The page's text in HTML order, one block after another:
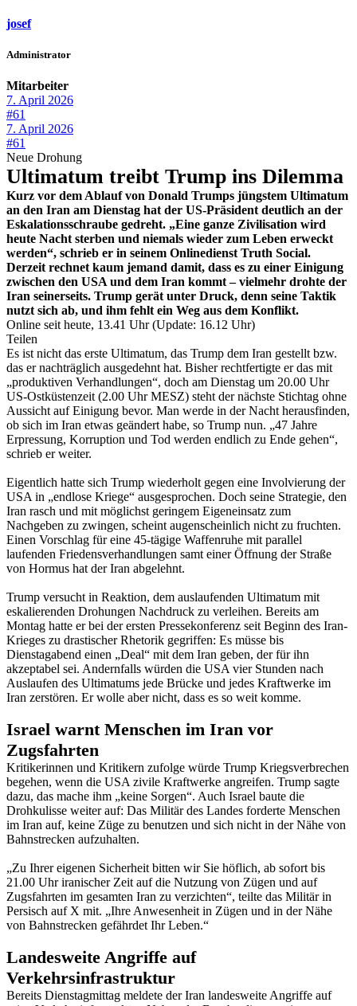
josef
Administrator
Mitarbeiter
7. April 2026
#61
7. April 2026
#61
Neue Drohung
Ultimatum treibt Trump ins Dilemma
Kurz vor dem Ablauf von Donald Trumps jüngstem Ultimatum
an den Iran am Dienstag hat der US-Präsident deutlich an der
Eskalationsschraube gedreht. „Eine ganze Zivilisation wird
heute Nacht sterben und niemals wieder zum Leben erweckt
werden“, schrieb er in seinem Onlinedienst Truth Social.
Derzeit rechnet kaum jemand damit, dass es zu einer Einigung
zwischen den USA und dem Iran kommt – vielmehr drohte der
Iran seinerseits. Trump gerät unter Druck, denn seine Taktik
nutzt sich ab, und ihm fehlt ein Weg aus dem Konflikt.
Online seit heute, 13.41 Uhr (Update: 16.12 Uhr)
Teilen
Es ist nicht das erste Ultimatum, das Trump dem Iran gestellt bzw.
das er nachträglich ausgedehnt hat. Bisher rechtfertigte er das mit
„produktiven Verhandlungen“, doch am Dienstag um 20.00 Uhr
US-Ostküstenzeit (2.00 Uhr MESZ) steht der nächste Stichtag ohne
Aussicht auf Einigung bevor. Man werde in der Nacht herausfinden,
ob sich im Iran etwas geändert habe, so Trump nun. „47 Jahre
Erpressung, Korruption und Tod werden endlich zu Ende gehen“,
schrieb er weiter.
Eigentlich hatte sich Trump wiederholt gegen eine Involvierung der
USA in „endlose Kriege“ ausgesprochen. Doch seine Strategie, den
Iran rasch und mit möglichst geringem Eigeneinsatz zum
Nachgeben zu zwingen, scheint augenscheinlich nicht zu fruchten.
Einen Vorschlag für eine 45-tägige Waffenruhe mit parallel
laufenden Friedensverhandlungen samt einer Öffnung der Straße
von Hormus hat der Iran abgelehnt.
Trump versucht in Reaktion, dem auslaufenden Ultimatum mit
eskalierenden Drohungen Nachdruck zu verleihen. Bereits am
Montag hatte er bei der ersten Pressekonferenz seit Beginn des Iran-
Krieges zu drastischer Rhetorik gegriffen: Es müsse bis
Dienstagabend einen „Deal“ mit dem Iran geben, der für ihn
akzeptabel sei. Andernfalls würden die USA vier Stunden nach
Auslaufen des Ultimatums jede Brücke und jedes Kraftwerke im
Iran zerstören. Er wolle aber nicht, dass es so weit komme.
Israel warnt Menschen im Iran vor
Zugsfahrten
Kritikerinnen und Kritikern zufolge würde Trump Kriegsverbrechen
begehen, wenn die USA zivile Kraftwerke angreifen. Trump sagte
dazu, das mache ihm „keine Sorgen“. Auch Israel baute die
Drohkulisse weiter auf: Das Militär des Landes forderte Menschen
im Iran auf, keine Züge zu benutzen und sich nicht in der Nähe von
Bahnstrecken aufzuhalten.
„Zu Ihrer eigenen Sicherheit bitten wir Sie höflich, ab sofort bis
21.00 Uhr iranischer Zeit auf die Nutzung von Zügen und auf
Zugsfahrten im gesamten Iran zu verzichten“, teilte das Militär in
Persisch auf X mit. „Ihre Anwesenheit in Zügen und in der Nähe
von Bahnstrecken gefährdet Ihr Leben.“
Landesweite Angriffe auf
Verkehrsinfrastruktur
Bereits Dienstagmittag meldete der Iran landesweite Angriffe auf